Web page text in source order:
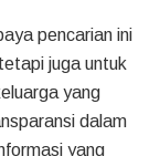
pencarian ini
juga untuk
yang
dalam
yang